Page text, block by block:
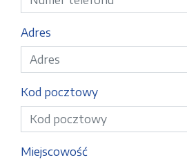
Adres
Kod pocztowy
Miejscowość